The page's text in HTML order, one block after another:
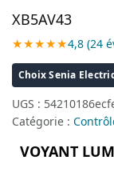
XB5AV43
★★★★★4,8 (24
Choix Senia
UGS :
Catégorie :
VOYANT